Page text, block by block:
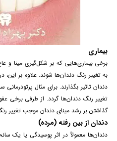
بیماری
برخی بیماری‌هایی که بر شکل‌گیری مینا و
به تغییر رنگ دندان‌ها شوند. علاوه بر این،
دندان تاثیر بگذارند. برای مثال
تغییر رنگ دندان‌ها گردد. از طرفی برخی
گذاشتن بر رشد مینای دندان موجب تغییر
دندان از بین رفته (مرده)
دندان‌ها معمولاً در اثر پوسیدگی یا یک